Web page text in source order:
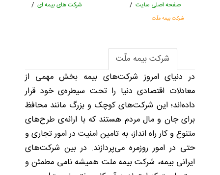
صفحه اصلی سایت / شرکت های بیمه ای /
شرکت بیمه ملّت
شرکت بیمه ملّت
در دنیای امروز شرکت‌های بیمه بخش مهمی از
معادلات اقتصادی دنیا را تحت سیطره‌ی خود قرار
داده‌اند؛ این شرکت‌های کوچک و بزرگ مانند محافظ
برای جان و مال مردم هستند که با ارائه‌ی طرح‌های
متنوع و کار راه انداز، به تامین امنیت در امور تجاری و
حتی در امور روزمره می‌پردازند. در بین شرکت‌های
ایرانی بیمه، شرکت بیمه ملت همیشه نامی مطمئن و